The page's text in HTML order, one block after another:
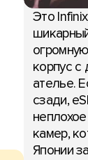
Это
корпус с
ателье.
сзади,
камер,
Японии